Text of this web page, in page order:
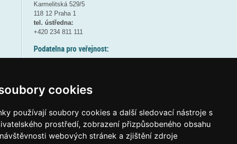
cookies
používají soubory cookies a další sledovací nástroje s
prostředí, zobrazení přizpůsobeného obsahu
webových stránek a zjištění zdroje
Karmelitská 529/5
118 12 Praha 1
tel. ústředna:
+420 234 811 111
Podatelna pro veřejnost:
(více informací
Elektronická podatelna:
posta@msmtgov cz